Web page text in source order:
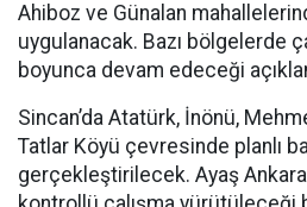
Ahiboz ve Günalan
uygulanacak. Bazı bölgelerde
boyunca devam edeceği
Sincan’da Atatürk, İnönü,
Tatlar Köyü çevresinde planlı
gerçekleştirilecek. Ayaş